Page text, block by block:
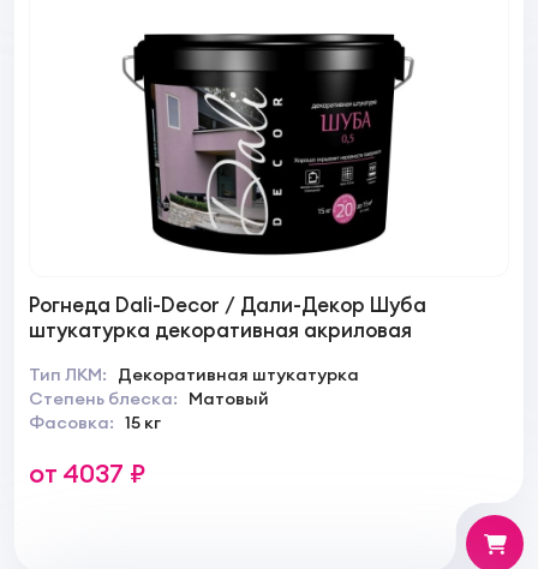
Рогнеда Dali-Decor / Дали-Декор Шуба
штукатурка декоративная акриловая
Тип ЛКМ:
Декоративная штукатурка
Степень блеска:
Матовый
Фасовка: 15 кг
от 4037 ₽